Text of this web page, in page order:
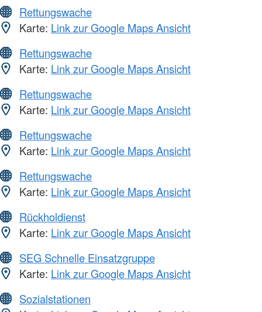
Rettungswache
Karte: Link zur Google Maps Ansicht
Rettungswache
Karte: Link zur Google Maps Ansicht
Rettungswache
Karte: Link zur Google Maps Ansicht
Rettungswache
Karte: Link zur Google Maps Ansicht
Rettungswache
Karte: Link zur Google Maps Ansicht
Rückholdienst
Karte: Link zur Google Maps Ansicht
SEG Schnelle Einsatzgruppe
Karte: Link zur Google Maps Ansicht
Sozialstationen